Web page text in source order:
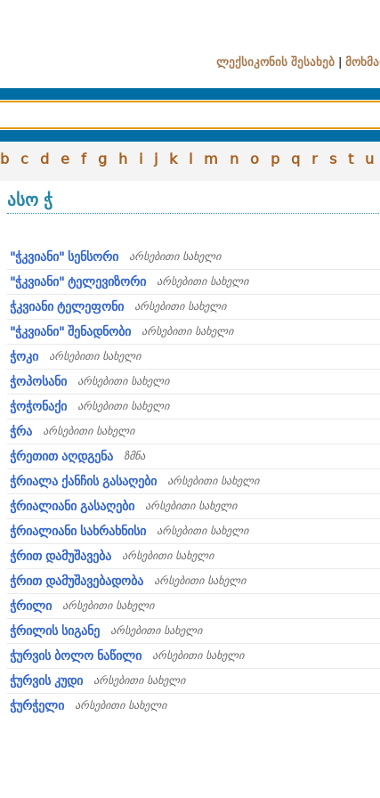
ლექსიკონის შესახებ
b c d e f g h i j k l m n o p q r s t u
ასო ჭ
"ჭკვიანი" სენსორი არსებითი სახელი
"ჭკვიანი" ტელევიზორი არსებითი სახელი
ჭკვიანი ტელეფონი არსებითი სახელი
"ჭკვიანი" შენადნობი არსებითი სახელი
ჭოკი არსებითი სახელი
ჭოპოსანი არსებითი სახელი
ჭოჭონაქი არსებითი სახელი
ჭრა არსებითი სახელი
ჭრეთით აღდგენა ზმნა
ჭრიალა ქანჩის გასაღები არსებითი სახელი
ჭრიალიანი გასაღები არსებითი სახელი
ჭრიალიანი სახრახნისი არსებითი სახელი
ჭრით დამუშავება არსებითი სახელი
ჭრით დამუშავებადობა არსებითი სახელი
ჭრილი არსებითი სახელი
ჭრილის სიგანე არსებითი სახელი
ჭურვის ბოლო ნაწილი არსებითი სახელი
ჭურვის კუდი არსებითი სახელი
ჭურჭელი არსებითი სახელი